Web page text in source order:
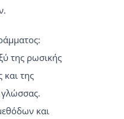
της ρωσικής
και της
γλώσσας.
και